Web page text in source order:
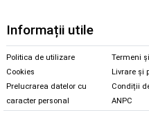
Informații utile
Politica de utilizare
Cookies
Prelucrarea datelor cu
caracter personal
Termeni
Livrare și
Condiții
ANPC